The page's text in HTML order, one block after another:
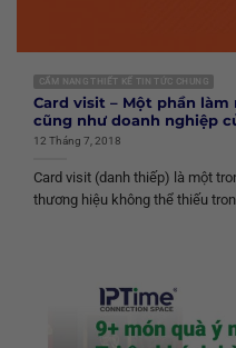
CẨM NANG THIẾT KẾ TIN TỨC CHUNG
Card visit – Một phần
cũng như doanh nghiệp
12 Tháng 7, 2018
Card visit (danh thiếp) là một
thương hiệu không thể thiếu